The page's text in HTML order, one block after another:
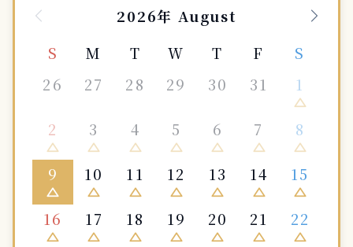
2026年 August
S
M T W T F
S
26
27 28 29 30 31 1
change_history
2
change_history
3
change_history
4
change_history
5
change_history
6
change_history
7
change_history
8
change_history
9
change_history
10
change_history
11
change_history
12
change_history
13
change_history
14
change_history
15
change_history
16
change_history
17
change_history
18
change_history
19
change_history
20
change_history
21
change_history
22
change_history